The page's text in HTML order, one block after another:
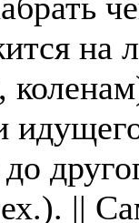
на
||